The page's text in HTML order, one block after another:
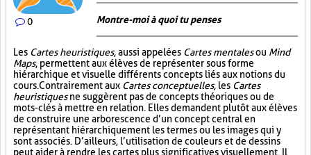
0 Montre-moi à quoi tu penses
Les Cartes heuristiques, aussi appelées Cartes mentalesou Mind
Maps, permettent aux élèves de représenter sous forme
hiérarchique et visuelle différents concepts liés aux notions du
cours. Contrairement aux Cartes conceptuelles, les Cartes
heuristiquesne suggèrent pas de concepts théoriques ou de
mots-clés à mettre en relation. Elles demandent plutôt aux élèves
de construire une arborescence d’un concept central en
représentant hiérarchiquement les termes ou les images qui y
sont associés. D’ailleurs, l’utilisation de couleurs et de dessins
peut aider à rendre les cartes plus significatives visuellement. Il